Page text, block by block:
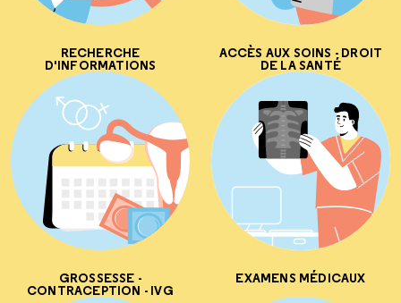
RECHERCHE
D'INFORMATIONS
ACCÈS AUX SOINS - DROIT
DE LA SANTÉ
GROSSESSE -
CONTRACEPTION - IVG
EXAMENS MÉDICAUX